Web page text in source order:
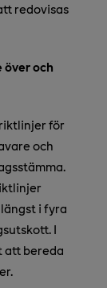
redovisas
över och
för
och
i fyra
I
att bereda